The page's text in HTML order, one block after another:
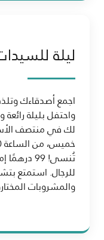
ليلة
اجمع أصدقاءك
واحتفل بليلة
لك في منتصف
للرجال. استمتع
والمشروبات المختارة